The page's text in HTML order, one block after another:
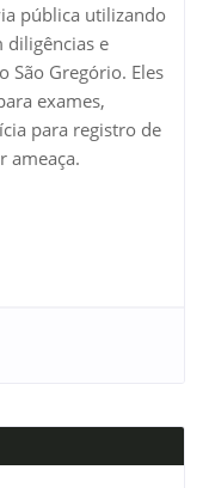
pública utilizando
diligências e
São Gregório. Eles
exames,
para registro de
ameaça.